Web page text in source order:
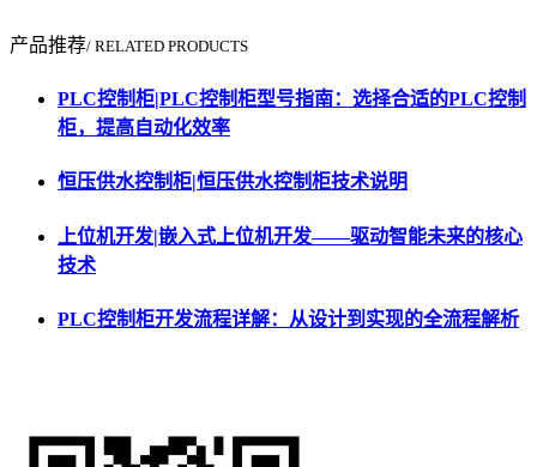
产品推荐/ RELATED PRODUCTS
PLC控制柜|PLC控制柜型号指南：选择合适的PLC控制
柜，提高自动化效率
恒压供水控制柜|恒压供水控制柜技术说明
上位机开发|嵌入式上位机开发——驱动智能未来的核心
技术
PLC控制柜开发流程详解：从设计到实现的全流程解析